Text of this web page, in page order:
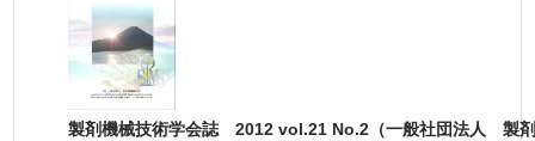
製剤機械技術学会誌 2012 vol.21 No.2（一般社団法人 製